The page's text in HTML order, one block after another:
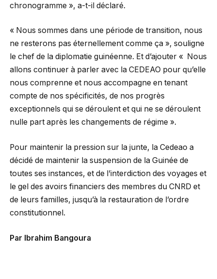
chronogramme », a-t-il déclaré.
« Nous sommes dans une période de transition, nous
ne resterons pas éternellement comme ça », souligne
le chef de la diplomatie guinéenne. Et d’ajouter « Nous
allons continuer à parler avec la CEDEAO pour qu’elle
nous comprenne et nous accompagne en tenant
compte de nos spécificités, de nos progrès
exceptionnels qui se déroulent et qui ne se déroulent
nulle part après les changements de régime ».
Pour maintenir la pression sur la junte, la Cedeao a
décidé de maintenir la suspension de la Guinée de
toutes ses instances, et de l’interdiction des voyages et
le gel des avoirs financiers des membres du CNRD et
de leurs familles, jusqu’à la restauration de l’ordre
constitutionnel.
Par Ibrahim Bangoura